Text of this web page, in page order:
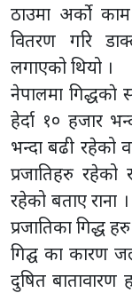
ठाउमा अर्को
वितरण गरि
लगाएको थियो ।
नेपालमा
हेर्दा १० हजार
भन्दा बढी रहेको
प्रजातिहरु रहेको
रहेको बताए
प्रजातिका गिद्ध
गिद्घ का कारण
दुषित बातावारण